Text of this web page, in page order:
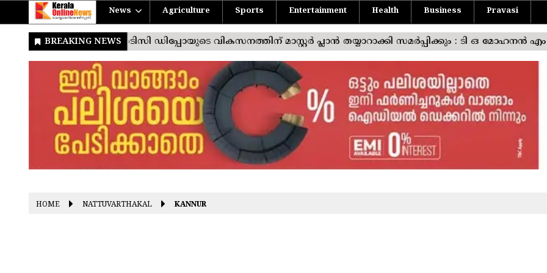
News Agriculture Sports Entertainment Health Business Pravasi
HOME NATTUVARTHAKAL KANNUR